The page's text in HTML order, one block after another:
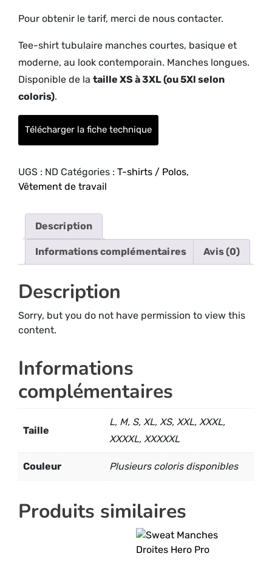
Pour obtenir le tarif, merci de nous contacter.
Tee-shirt tubulaire manches courtes, basique et
moderne, au look contemporain. Manches longues.
Disponible de la taille XS à 3XL (ou 5Xl selon
coloris).
Télécharger la fiche technique
UGS : ND Catégories : T-shirts / Polos,
Vêtement de travail
Description
Informations complémentaires Avis (0)
Description
Sorry, but you do not have permission to view this
content.
Informations
complémentaires
Taille
L, M, S, XL, XS, XXL, XXXL,
XXXXL, XXXXXL
Couleur Plusieurs coloris disponibles
Produits similaires